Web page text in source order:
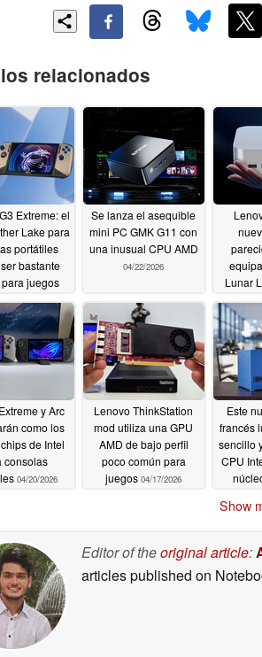
relacionados
Extreme: el
Lake para
portátiles
bastante
juegos
04/30/2026
Se lanza el asequible
mini PC GMK G11 con
una inusual CPU AMD
04/22/2026
Lunar
y Arc
como los
de Intel
consolas
04/20/2026
Lenovo ThinkStation
mod utiliza una GPU
AMD de bajo perfil
poco común para
juegos 04/17/2026
Este
francés
sencillo
CPU
Show
Editor of theoriginal article:
articles published on